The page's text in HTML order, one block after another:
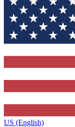
US (English)